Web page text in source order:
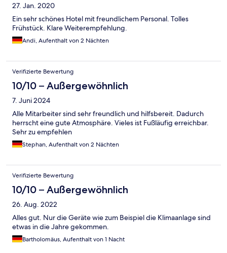
27. Jan. 2020
Ein sehr schönes Hotel mit freundlichem Personal. Tolles
Frühstück. Klare Weiterempfehlung.
Andi, Aufenthalt von 2 Nächten
Verifizierte Bewertung
10/10 – Außergewöhnlich
7. Juni 2024
Alle Mitarbeiter sind sehr freundlich und hilfsbereit. Dadurch
herrscht eine gute Atmosphäre. Vieles ist Fußläufig erreichbar.
Sehr zu empfehlen
Stephan, Aufenthalt von 2 Nächten
Verifizierte Bewertung
10/10 – Außergewöhnlich
26. Aug. 2022
Alles gut. Nur die Geräte wie zum Beispiel die Klimaanlage sind
etwas in die Jahre gekommen.
Bartholomäus, Aufenthalt von 1 Nacht